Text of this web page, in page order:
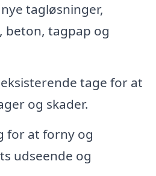
tagløsninger,
beton, tagpap og
tage for at
og skader.
for at forny og
udseende og